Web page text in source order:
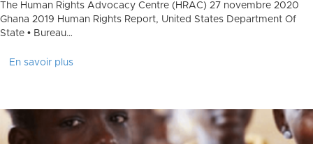
The Human Rights Advocacy Centre (HRAC) 27 novembre 2020
Ghana 2019 Human Rights Report, United States Department Of
State • Bureau…
En savoir plus